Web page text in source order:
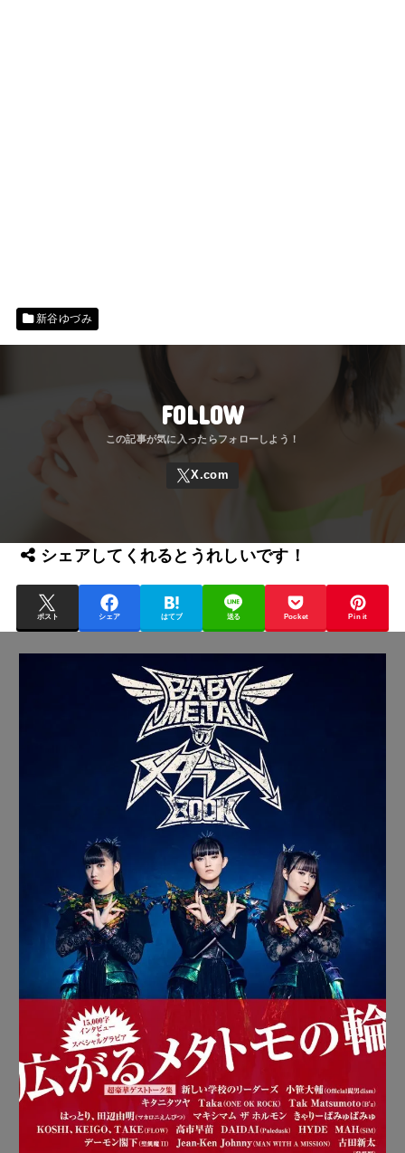
新谷ゆづみ
FOLLOW
シェアしてくれるとうれしいです！
ポスト シェア はてブ 送る Pocket Pin it